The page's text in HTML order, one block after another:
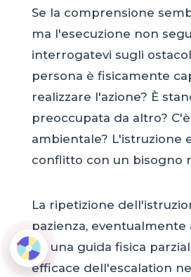
Se la comprensione
ma l'esecuzione non
interrogatevi sugli
persona è fisicamente
realizzare l'azione? È
preoccupata da altro?
ambientale? L'istruzione
conflitto con un bisogno
La ripetizione
pazienza,
da una guida fisica
efficace dell'escalation